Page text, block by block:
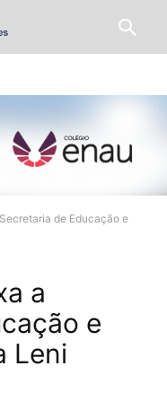
de Educação e
a
e
Leni